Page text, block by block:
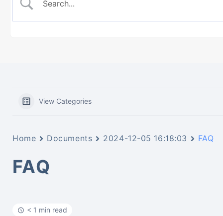
View Categories
Home Documents 2024-12-05 16:18:03 FAQ
FAQ
< 1 min read